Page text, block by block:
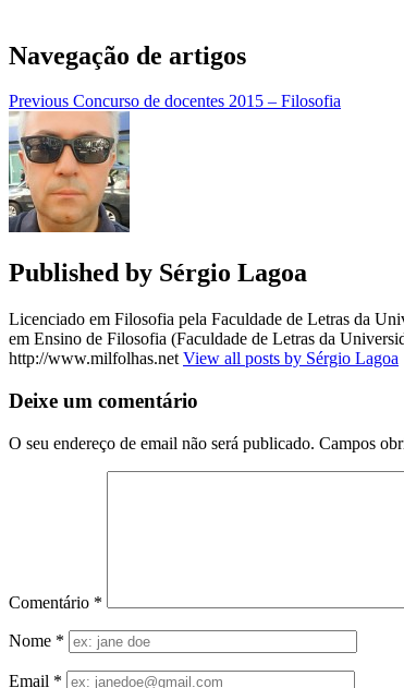
Navegação de artigos
Previous Concurso de docentes 2015 – Filosofia
Published by Sérgio Lagoa
Licenciado em Filosofia pela Faculdade de Letras da
em Ensino de Filosofia (Faculdade de Letras da
http://www.milfolhas.net View all posts by Sérgio Lagoa
Deixe um comentário
O seu endereço de email não será publicado. Campos
Comentário *
Nome *
Email *